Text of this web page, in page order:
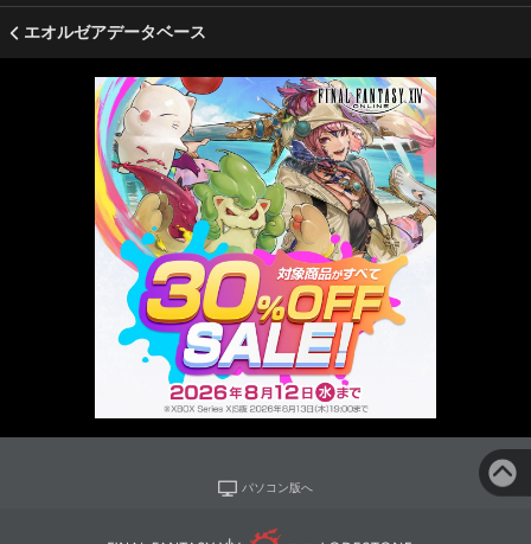
エオルゼアデータベース
パソコン版へ